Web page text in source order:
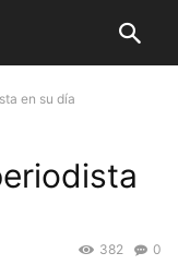
en su día
0
382